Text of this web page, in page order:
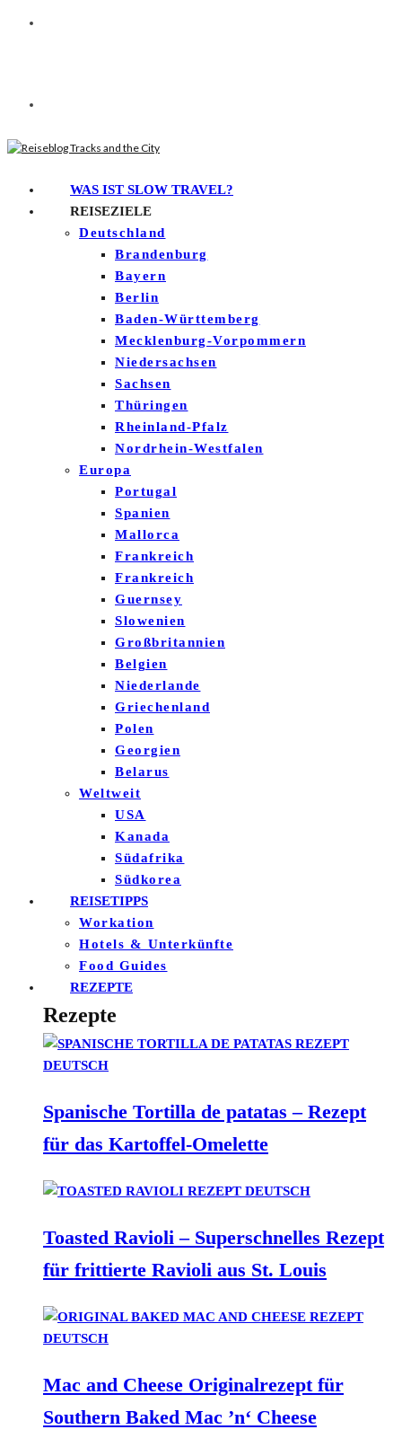
WAS IST SLOW TRAVEL?
REISEZIELE
Deutschland
Brandenburg
Bayern
Berlin
Baden-Württemberg
Mecklenburg-Vorpommern
Niedersachsen
Sachsen
Thüringen
Rheinland-Pfalz
Nordrhein-Westfalen
Europa
Portugal
Spanien
Mallorca
Frankreich
Frankreich
Guernsey
Slowenien
Großbritannien
Belgien
Niederlande
Griechenland
Polen
Georgien
Belarus
Weltweit
USA
Kanada
Südafrika
Südkorea
REISETIPPS
Workation
Hotels & Unterkünfte
Food Guides
REZEPTE
Rezepte
Spanische Tortilla de patatas – Rezept
für das Kartoffel-Omelette
Toasted Ravioli – Superschnelles Rezept
für frittierte Ravioli aus St. Louis
Mac and Cheese Originalrezept für
Southern Baked Mac ’n‘ Cheese